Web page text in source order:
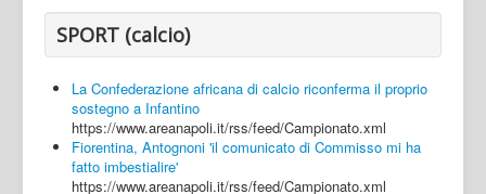
SPORT (calcio)
La Confederazione africana di calcio riconferma il proprio
sostegno a Infantino
https://www.areanapoli.it/rss/feed/Campionato.xml
Fiorentina, Antognoni 'il comunicato di Commisso mi ha
fatto imbestialire'
https://www.areanapoli.it/rss/feed/Campionato.xml